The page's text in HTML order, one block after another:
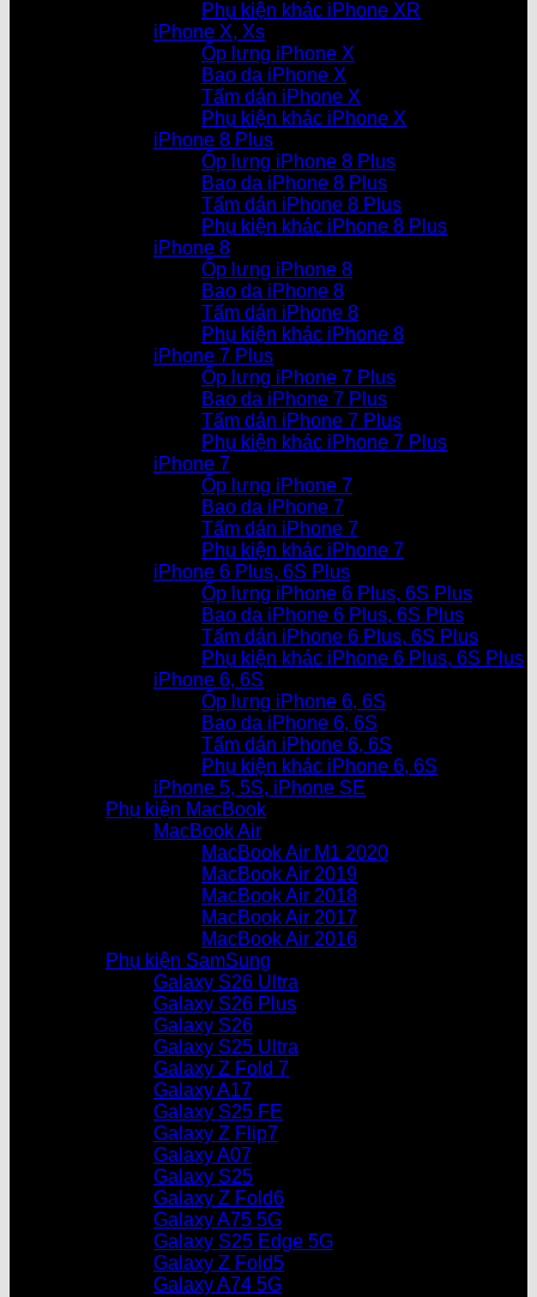
Phụ kiện khác iPhone XR
iPhone X, Xs
Ốp lưng iPhone X
Bao da iPhone X
Tấm dán iPhone X
Phụ kiện khác iPhone X
iPhone 8 Plus
Ốp lưng iPhone 8 Plus
Bao da iPhone 8 Plus
Tấm dán iPhone 8 Plus
Phụ kiện khác iPhone 8 Plus
iPhone 8
Ốp lưng iPhone 8
Bao da iPhone 8
Tấm dán iPhone 8
Phụ kiện khác iPhone 8
iPhone 7 Plus
Ốp lưng iPhone 7 Plus
Bao da iPhone 7 Plus
Tấm dán iPhone 7 Plus
Phụ kiện khác iPhone 7 Plus
iPhone 7
Ốp lưng iPhone 7
Bao da iPhone 7
Tấm dán iPhone 7
Phụ kiện khác iPhone 7
iPhone 6 Plus, 6S Plus
Ốp lưng iPhone 6 Plus, 6S Plus
Bao da iPhone 6 Plus, 6S Plus
Tấm dán iPhone 6 Plus, 6S Plus
Phụ kiện khác iPhone 6 Plus, 6S Plus
iPhone 6, 6S
Ốp lưng iPhone 6, 6S
Bao da iPhone 6, 6S
Tấm dán iPhone 6, 6S
Phụ kiện khác iPhone 6, 6S
iPhone 5, 5S, iPhone SE
Phụ kiện MacBook
MacBook Air
MacBook Air M1 2020
MacBook Air 2019
MacBook Air 2018
MacBook Air 2017
MacBook Air 2016
Phụ kiện SamSung
Galaxy S26 Ultra
Galaxy S26 Plus
Galaxy S26
Galaxy S25 Ultra
Galaxy Z Fold 7
Galaxy A17
Galaxy S25 FE
Galaxy Z Flip7
Galaxy A07
Galaxy S25
Galaxy Z Fold6
Galaxy A75 5G
Galaxy S25 Edge 5G
Galaxy Z Fold5
Galaxy A74 5G